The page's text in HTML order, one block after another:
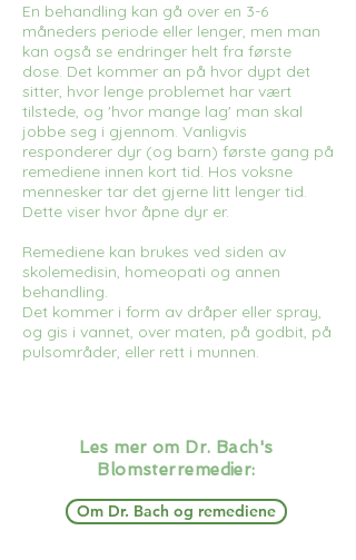
En behandling kan gå over en 3-6
måneders periode eller lenger, men man
kan også se endringer helt fra første
dose. Det kommer an på hvor dypt det
sitter, hvor lenge problemet har vært
tilstede, og 'hvor mange lag' man skal
jobbe seg i gjennom. Vanligvis
responderer dyr (og barn) første gang på
remediene innen kort tid. Hos voksne
mennesker tar det gjerne litt lenger tid.
Dette viser hvor åpne dyr er.
Remediene kan brukes ved siden av
skolemedisin, homeopati og annen
behandling.
Det kommer i form av dråper eller spray,
og gis i vannet, over maten, på godbit, på
pulsområder, eller rett i munnen.
Les mer om Dr. Bach's
Blomsterremedier:
Om Dr. Bach og remediene